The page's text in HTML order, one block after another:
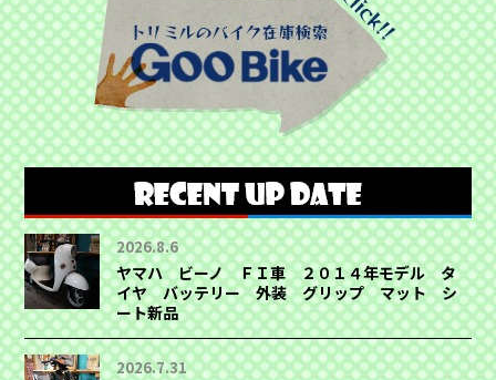
2026.8.6
ヤマハ ビーノ ＦＩ車 ２０１４年モデル タ
イヤ バッテリー 外装 グリップ マット シ
ート新品
2026.7.31